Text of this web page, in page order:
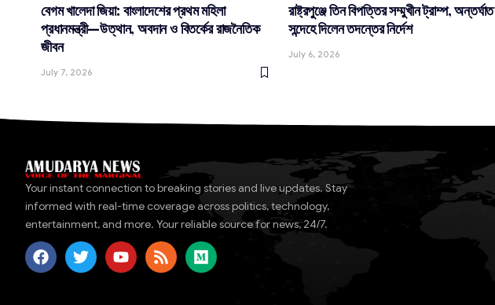
বেগম খালেদা জিয়া: বাংলাদেশের প্রথম মহিলা
প্রধানমন্ত্রী—উত্থান, অবদান ও বিতর্কের রাজনৈতিক
জীবন
July 7, 2026
রাষ্ট্রপুঞ্জে তিন বিপত্তির সম্মুখীন ট্রাম্প, অন্তর্ঘাত
সন্দেহে দিলেন তদন্তের নির্দেশ
July 6, 2026
Your instant connection to breaking stories and live updates. Stay
informed with real-time coverage across politics, technology,
entertainment, and more. Your reliable source for news, 24/7.